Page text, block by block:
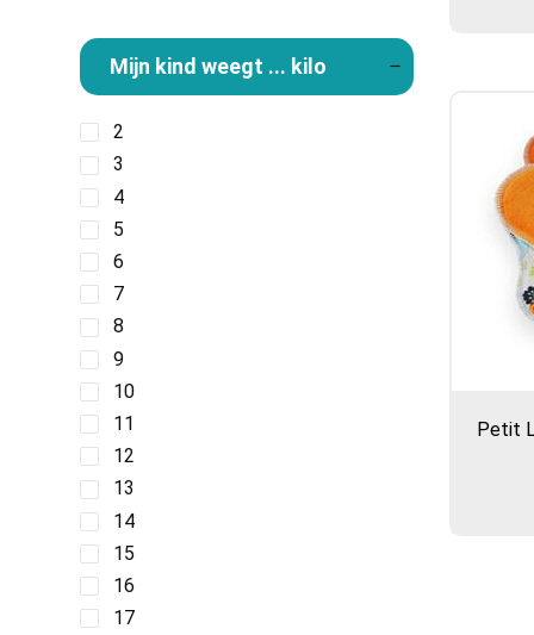
Mijn kind weegt ... kilo
2
3
4
5
6
7
8
9
10
11
12
13
14
15
16
17
Petit